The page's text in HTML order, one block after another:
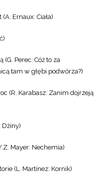
Ernaux: Ciała)
(G. Perec: Cóż to za
tam w głębi podwórza?)
(R. Karabasz: Zanim dojrzeją
Dżiny)
Mayer: Nechemia)
(L. Martínez: Kornik)